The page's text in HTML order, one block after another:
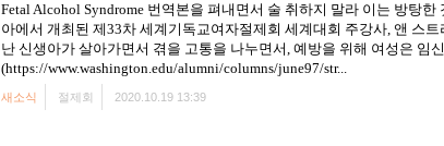
Fetal Alcohol Syndrome 번역본을 펴내면서 술 취하지 말라 이는 방탕
아에서 개최된 제33차 세계기독교여자절제회 세계대회 주강사, 앤 스
난 신생아가 살아가면서 겪을 고통을 나누면서, 예방을 위해 여성은 임
(https://www.washington.edu/alumni/columns/june97/str...
새소식 절제회 2020.10.19 13:39